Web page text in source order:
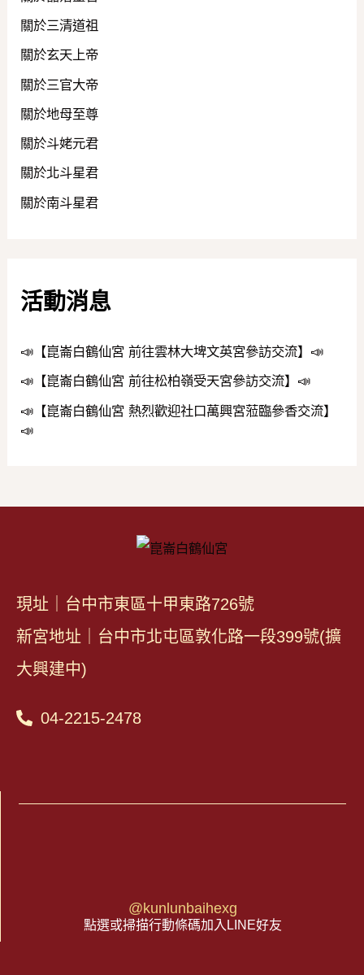
關於三清道祖
關於玄天上帝
關於三官大帝
關於地母至尊
關於斗姥元君
關於北斗星君
關於南斗星君
活動消息
📣【崑崙白鶴仙宮 前往雲林大埤文英宮參訪交流】📣
📣【崑崙白鶴仙宮 前往松柏嶺受天宮參訪交流】📣
📣【崑崙白鶴仙宮 熱烈歡迎社口萬興宮蒞臨參香交流】
📣
現址｜台中市東區十甲東路726號
新宮地址｜台中市北屯區敦化路一段399號(擴
大興建中)
04-2215-2478
@kunlunbaihexg
點選或掃描行動條碼加入LINE好友